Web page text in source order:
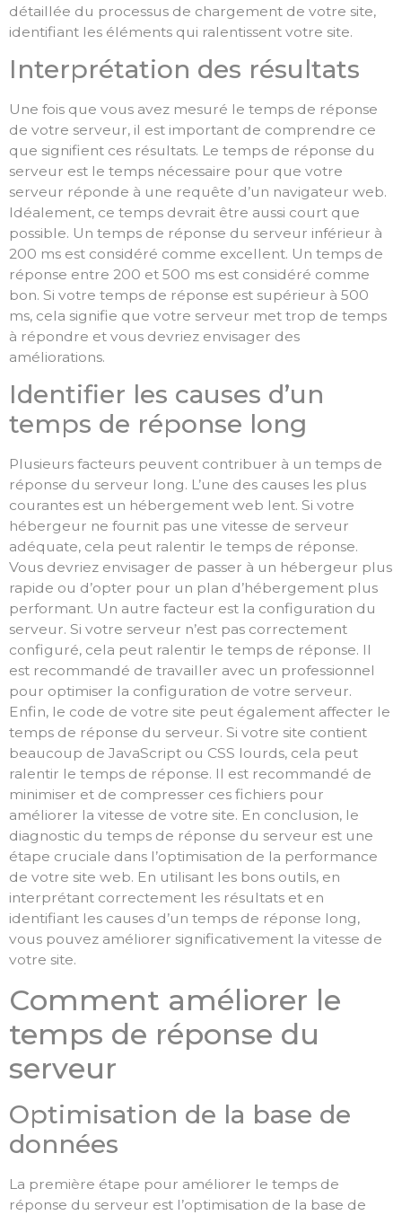
détaillée du processus de chargement de votre site,
identifiant les éléments qui ralentissent votre site.
Interprétation des résultats
Une fois que vous avez mesuré le temps de réponse
de votre serveur, il est important de comprendre ce
que signifient ces résultats. Le temps de réponse du
serveur est le temps nécessaire pour que votre
serveur réponde à une requête d’un navigateur web.
Idéalement, ce temps devrait être aussi court que
possible. Un temps de réponse du serveur inférieur à
200 ms est considéré comme excellent. Un temps de
réponse entre 200 et 500 ms est considéré comme
bon. Si votre temps de réponse est supérieur à 500
ms, cela signifie que votre serveur met trop de temps
à répondre et vous devriez envisager des
améliorations.
Identifier les causes d’un
temps de réponse long
Plusieurs facteurs peuvent contribuer à un temps de
réponse du serveur long. L’une des causes les plus
courantes est un hébergement web lent. Si votre
hébergeur ne fournit pas une vitesse de serveur
adéquate, cela peut ralentir le temps de réponse.
Vous devriez envisager de passer à un hébergeur plus
rapide ou d’opter pour un plan d’hébergement plus
performant. Un autre facteur est la configuration du
serveur. Si votre serveur n’est pas correctement
configuré, cela peut ralentir le temps de réponse. Il
est recommandé de travailler avec un professionnel
pour optimiser la configuration de votre serveur.
Enfin, le code de votre site peut également affecter le
temps de réponse du serveur. Si votre site contient
beaucoup de JavaScript ou CSS lourds, cela peut
ralentir le temps de réponse. Il est recommandé de
minimiser et de compresser ces fichiers pour
améliorer la vitesse de votre site. En conclusion, le
diagnostic du temps de réponse du serveur est une
étape cruciale dans l’optimisation de la performance
de votre site web. En utilisant les bons outils, en
interprétant correctement les résultats et en
identifiant les causes d’un temps de réponse long,
vous pouvez améliorer significativement la vitesse de
votre site.
Comment améliorer le
temps de réponse du
serveur
Optimisation de la base de
données
La première étape pour améliorer le temps de
réponse du serveur est l’optimisation de la base de